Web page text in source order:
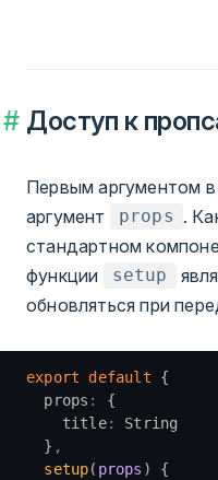
Доступ к
Первым аргументом
аргумент
props .
стандартном
функции
setup
обновляться при
export default {
  props
:
{
    title
:
String
  }
,
  setup
( props ) {